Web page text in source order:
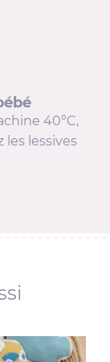
40°C,
les lessives